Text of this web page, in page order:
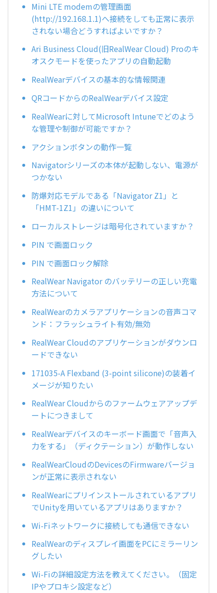
Mini LTE modemの管理画面
(http://192.168.1.1)へ接続をしても正常に表示
されない場合どうすればよいですか？
Ari Business Cloud(旧RealWear Cloud) Proのキ
オスクモードを使ったアプリの自動起動
RealWearデバイスの基本的な情報関連
QRコードからのRealWearデバイス設定
RealWearに対してMicrosoft Intuneでどのよう
な管理や制御が可能ですか？
アクションボタンの動作一覧
Navigatorシリーズの本体が起動しない、電源が
つかない
防爆対応モデルである「Navigator Z1」と
「HMT-1Z1」の違いについて
ローカルストレージは暗号化されていますか？
PIN で画面ロック
PIN で画面ロック解除
RealWear Navigator のバッテリーの正しい充電
方法について
RealWearのカメラアプリケーションの音声コマ
ンド：フラッシュライト有効/無効
RealWear Cloudのアプリケーションがダウンロ
ードできない
171035-A Flexband (3-point silicone)の装着イ
メージが知りたい
RealWear Cloudからのファームウェアアップデ
ートにつきまして
RealWearデバイスのキーボード画面で「音声入
力をする」（ディクテーション）が動作しない
RealWearCloudのDevicesのFirmwareバージョ
ンが正常に表示されない
RealWearにプリインストールされているアプリ
でUnityを用いているアプリはありますか？
Wi-Fiネットワークに接続しても通信できない
RealWearのディスプレイ画面をPCにミラーリン
グしたい
Wi-Fiの詳細設定方法を教えてください。（固定
IPやプロキシ設定など）